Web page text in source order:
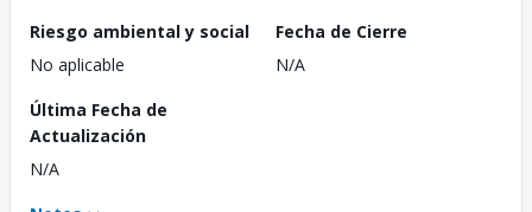
Riesgo ambiental y social
No aplicable
Fecha de Cierre
N/A
Última Fecha de
Actualización
N/A